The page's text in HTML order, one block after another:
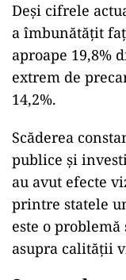
Deși cifrele
a îmbunătățit
aproape 19,8%
extrem de
14,2%.
Scăderea
publice și
au avut efecte
printre statele
este o
asupra calității